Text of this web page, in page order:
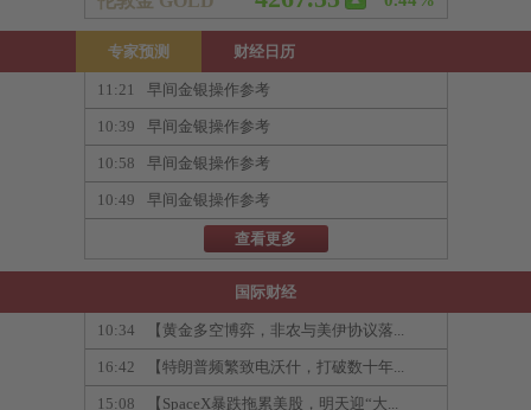
专家预测 财经日历
11:21 早间金银操作参考
10:39 早间金银操作参考
10:58 早间金银操作参考
10:49 早间金银操作参考
查看更多
国际财经
10:34 【黄金多空博弈，非农与美伊协议落...
16:42 【特朗普频繁致电沃什，打破数十年...
15:08 【SpaceX暴跌拖累美股，明天迎“大...